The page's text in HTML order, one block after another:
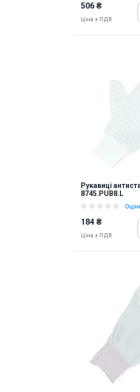
506 ₴
Ціна з ПДВ
Рукавиці
8745.PUB8.L
184 ₴
Ціна з ПДВ